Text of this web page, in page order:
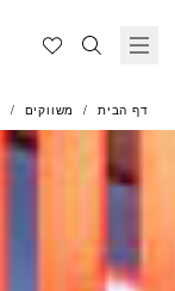
דף הבית משווקים